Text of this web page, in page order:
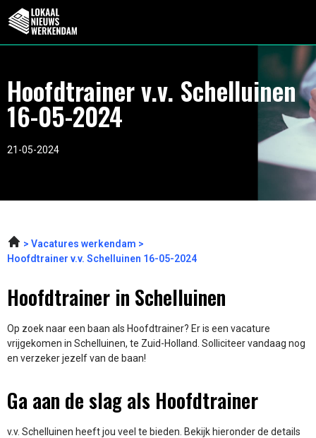
Hoofdtrainer v.v. Schelluinen
16-05-2024
21-05-2024
Vacatures werkendam
Hoofdtrainer v.v. Schelluinen 16-05-2024
Hoofdtrainer in Schelluinen
Op zoek naar een baan als Hoofdtrainer? Er is een vacature
vrijgekomen in Schelluinen, te Zuid-Holland. Solliciteer vandaag nog
en verzeker jezelf van de baan!
Ga aan de slag als Hoofdtrainer
v.v. Schelluinen heeft jou veel te bieden. Bekijk hieronder de details